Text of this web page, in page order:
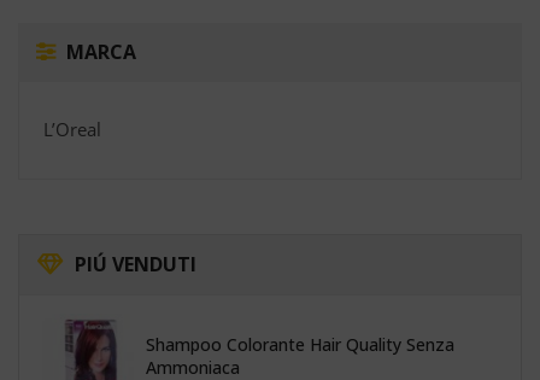
MARCA
L’Oreal
PIÚ VENDUTI
Shampoo Colorante Hair Quality Senza
Ammoniaca